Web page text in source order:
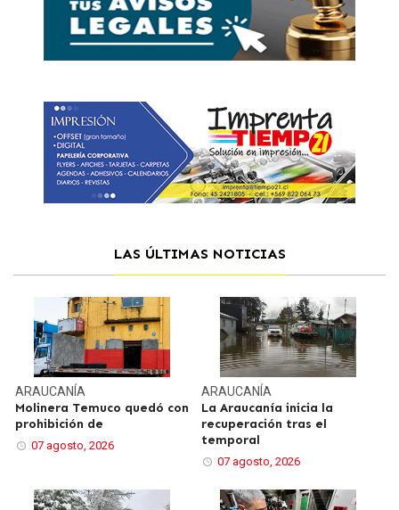
LAS ÚLTIMAS NOTICIAS
ARAUCANÍA
Molinera Temuco quedó con
prohibición de
07 agosto, 2026
ARAUCANÍA
La Araucanía inicia la
recuperación tras el
temporal
07 agosto, 2026